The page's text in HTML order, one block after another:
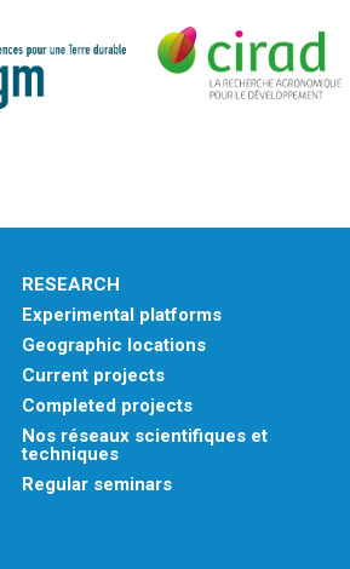
RESEARCH
Experimental platforms
Geographic locations
Current projects
Completed projects
Nos réseaux scientifiques et
techniques
Regular seminars